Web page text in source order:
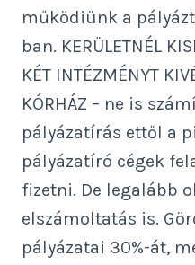
működiünk a
ban. KERÜLETNÉL
KÉT INTÉZMÉNYT
KÓRHÁZ – ne is
pályázatírás ettől a
pályázatíró cégek
fizetni. De legalább
elszámoltatás is.
pályázatai 30%-át,